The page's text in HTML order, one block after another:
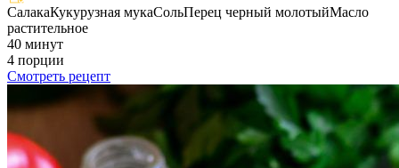
СалакаКукурузная мукаСольПерец черный молотыйМасло
растительное
40 минут
4 порции
Смотреть рецепт